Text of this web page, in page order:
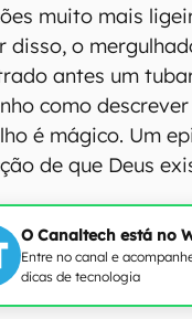
muito mais
disso, o
antes um
como
é mágico. Um
de que Deus
O Canaltech está no
Entre no canal e
dicas de tecnologia